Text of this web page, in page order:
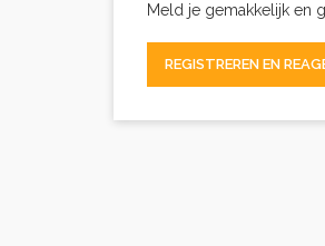
Meld je gemakkelijk en
REGISTREREN EN